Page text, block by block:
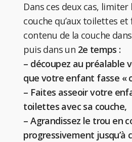
Dans ces deux cas, limiter
couche qu’aux toilettes
contenu de la couche
puis dans un 2e temps :
– découpez au préalable
que votre enfant fasse «
– Faites asseoir votre
toilettes avec sa couche,
– Agrandissez le trou en
progressivement jusqu’à